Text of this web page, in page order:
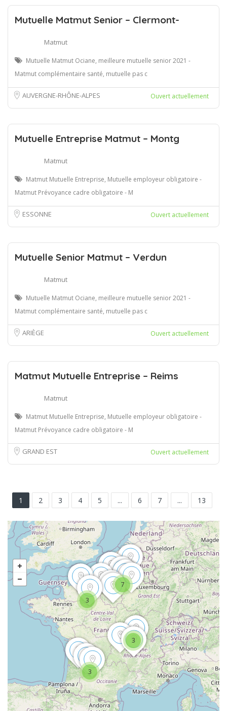
Mutuelle Matmut Senior – Clermont-
Matmut
Mutuelle Matmut Ociane, meilleure mutuelle senior 2021 -
Matmut complémentaire santé, mutuelle pas c
AUVERGNE-RHÔNE-ALPES Ouvert actuellement
Mutuelle Entreprise Matmut – Montg
Matmut
Matmut Mutuelle Entreprise, Mutuelle employeur obligatoire -
Matmut Prévoyance cadre obligatoire - M
ESSONNE Ouvert actuellement
Mutuelle Senior Matmut – Verdun
Matmut
Mutuelle Matmut Ociane, meilleure mutuelle senior 2021 -
Matmut complémentaire santé, mutuelle pas c
ARIÈGE Ouvert actuellement
Matmut Mutuelle Entreprise – Reims
Matmut
Matmut Mutuelle Entreprise, Mutuelle employeur obligatoire -
Matmut Prévoyance cadre obligatoire - M
GRAND EST Ouvert actuellement
1 2 3 4 5 ... 6 7 ... 13
3
7
3
3